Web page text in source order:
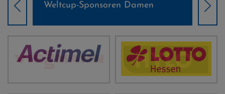
Weltcup-Sponsoren Damen